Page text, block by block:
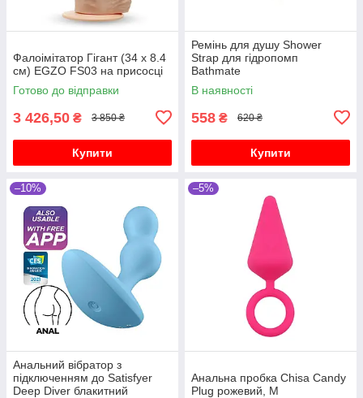
Фалоімітатор Гігант (34 х 8.4
см) EGZO FS03 на присосці
Готово до відправки
3 426,50 ₴ 3 850 ₴
Купити
Ремінь для душу Shower
Strap для гідропомп
Bathmate
В наявності
558 ₴ 620 ₴
Купити
–10%
Анальний вібратор з
підключенням до Satisfyer
Deep Diver блакитний
–5%
Анальна пробка Chisa Candy
Plug рожевий, M